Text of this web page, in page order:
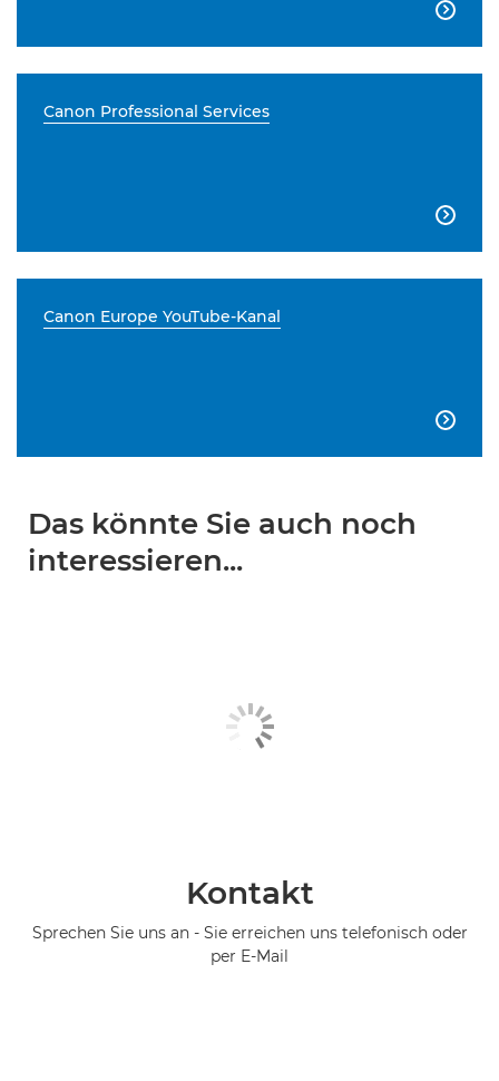

Canon Professional Services

Canon Europe YouTube-Kanal

Das könnte Sie auch noch
interessieren...
Kontakt
Sprechen Sie uns an - Sie erreichen uns telefonisch oder
per E-Mail